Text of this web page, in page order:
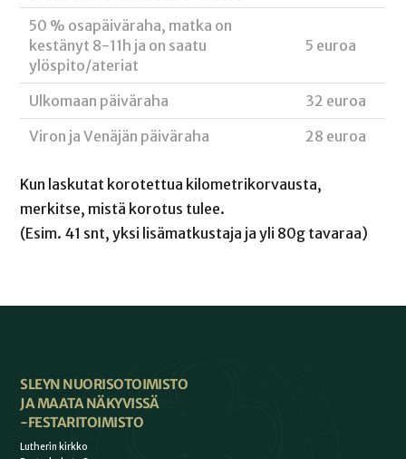
50 % osapäiväraha, matka on
kestänyt 8-11h ja on saatu
ylöspito/ateriat
5 euroa
Ulkomaan päiväraha
32 euroa
Viron ja Venäjän päiväraha
28 euroa
Kun laskutat korotettua kilometrikorvausta,
merkitse, mistä korotus tulee.
(Esim. 41 snt, yksi lisämatkustaja ja yli 80g tavaraa)
SLEYN NUORISOTOIMISTO
JA MAATA NÄKYVISSÄ
-FESTARITOIMISTO
Lutherin kirkko